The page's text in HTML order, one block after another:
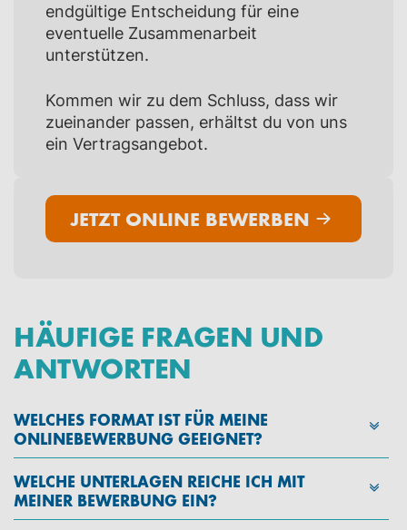
endgültige Entscheidung für eine
eventuelle Zusammenarbeit
unterstützen.
Kommen wir zu dem Schluss, dass wir
zueinander passen, erhältst du von uns
ein Vertragsangebot.
JETZT ONLINE BEWERBEN
HÄUFIGE FRAGEN UND
ANTWORTEN
WELCHES FORMAT IST FÜR MEINE
ONLINEBEWERBUNG GEEIGNET?
WELCHE UNTERLAGEN REICHE ICH MIT
MEINER BEWERBUNG EIN?